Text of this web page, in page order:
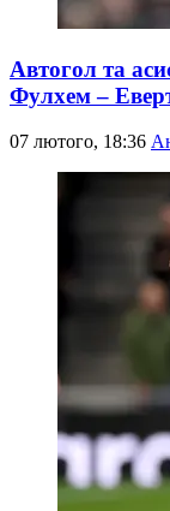
Автогол та
Фулхем –
07 лютого, 18:36